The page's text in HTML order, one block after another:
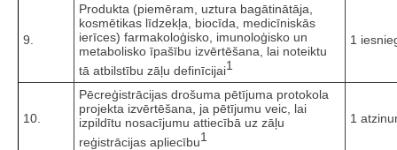
9.
Produkta (piemēram, uztura bagātinātāja,
kosmētikas līdzekļa, biocīda, medicīniskās
ierīces) farmakoloģisko, imunoloģisko un
metabolisko īpašību izvērtēšana, lai noteiktu
tā atbilstību zāļu definīcijai1
1
10.
Pēcreģistrācijas drošuma pētījuma protokola
projekta izvērtēšana, ja pētījumu veic, lai
izpildītu nosacījumu attiecībā uz zāļu
reģistrācijas apliecību1
1